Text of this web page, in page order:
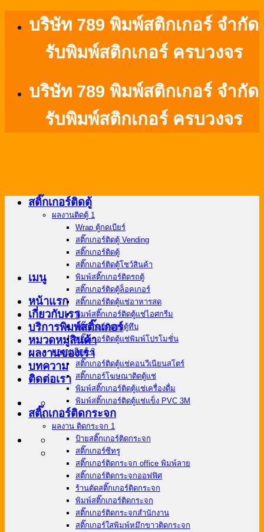
บริษัท 789 พิมพ์สติกเกอร์ จำกัด
รับพิมพ์สติกเกอร์ ครบวงจร
บริษัท 789 พิมพ์สติกเกอร์ จำกัด
รับพิมพ์สติกเกอร์ ครบวงจร
เมนู
หน้าแรก
เกี่ยวกับเรา
บริการพิมพ์สติ๊กเกอร์
หมวดหมู่สินค้า
ผลงานของเรา
บทความ
ติดต่อเรา
สติ๊กเกอร์ติดตู้
ผลงานติดตู้ 1
Wrap ตู้กดเบียร์
สติ๊กเกอร์ติดตู้ Vending
สติ๊กเกอร์ติดตู้
สติ๊กเกอร์ติดตู้โชว์สินค้า
พิมพ์สติ๊กเกอร์ติดรถตู้
สติ๊กเกอร์ติดตู้ล็อคเกอร์
สติ๊กเกอร์ติดตู้แช่อาหารสด
พิมพ์สติ๊กเกอร์ติดตู้แช่ไอศกรีม
สติ๊กเกอร์ติดรถตู้ทึบ
สติ๊กเกอร์ติดตู้แช่พิมพ์โปรโมชั่น
ผลงานติดตู้ 2
สติ๊กเกอร์ติดตู้แช่คอนวีเนียนสโตร์
สติ๊กเกอร์โฆษณาติดตู้แช่
พิมพ์สติ๊กเกอร์ติดตู้แช่เครื่องดื่ม
พิมพ์สติ๊กเกอร์ติดตู้แช่แข็ง PVC 3M
สติ๊กเกอร์ติดกระจก
ผลงาน ติดกระจก 1
ป้ายสติ๊กเกอร์ติดกระจก
สติ๊กเกอร์ซีทรู
สติ๊กเกอร์ติดกระจก office พิมพ์ลาย
สติ๊กเกอร์ติดกระจกออฟฟิศ
ร้านตัดสติ๊กเกอร์ติดกระจก
พิมพ์สติ๊กเกอร์ติดกระจก
สติ๊กเกอร์ติดกระจกสำนักงาน
สติ๊กเกอร์ใสพิมพ์หมึกขาวติดกระจก